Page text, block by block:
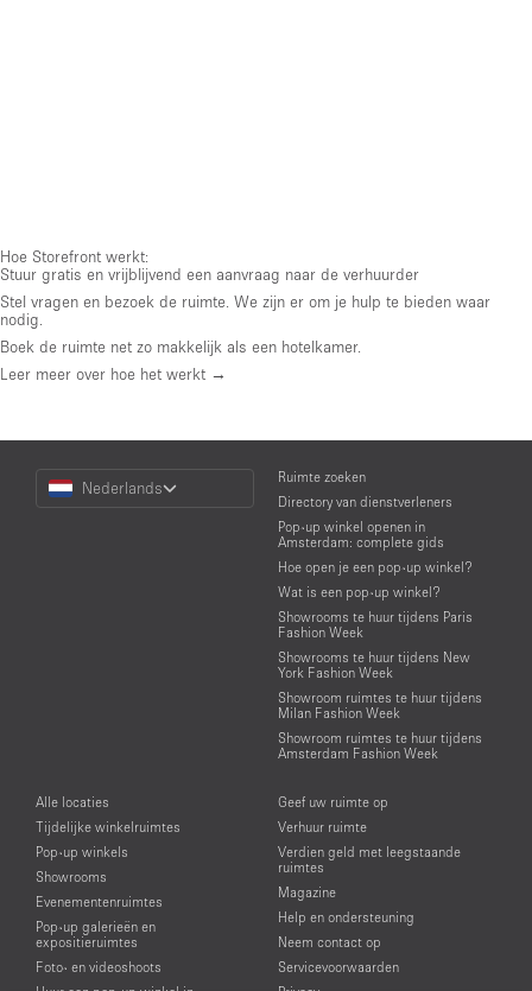
Hoe Storefront werkt:
Stuur gratis en vrijblijvend een aanvraag naar de verhuurder
Stel vragen en bezoek de ruimte. We zijn er om je hulp te bieden waar
nodig.
Boek de ruimte net zo makkelijk als een hotelkamer.
Leer meer over hoe het werkt →
Choose
Language
Nederlands
Ruimte zoeken
Directory van dienstverleners
Pop-up winkel openen in
Amsterdam: complete gids
Hoe open je een pop-up winkel?
Wat is een pop-up winkel?
Showrooms te huur tijdens Paris
Fashion Week
Showrooms te huur tijdens New
York Fashion Week
Showroom ruimtes te huur tijdens
Milan Fashion Week
Showroom ruimtes te huur tijdens
Amsterdam Fashion Week
Alle locaties
Tijdelijke winkelruimtes
Pop-up winkels
Showrooms
Evenementenruimtes
Pop-up galerieën en
expositieruimtes
Foto- en videoshoots
Geef uw ruimte op
Verhuur ruimte
Verdien geld met leegstaande
ruimtes
Magazine
Help en ondersteuning
Neem contact op
Servicevoorwaarden